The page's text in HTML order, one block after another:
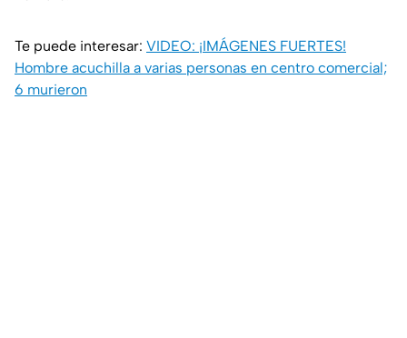
Te puede interesar: VIDEO: ¡IMÁGENES FUERTES!
Hombre acuchilla a varias personas en centro comercial;
6 murieron